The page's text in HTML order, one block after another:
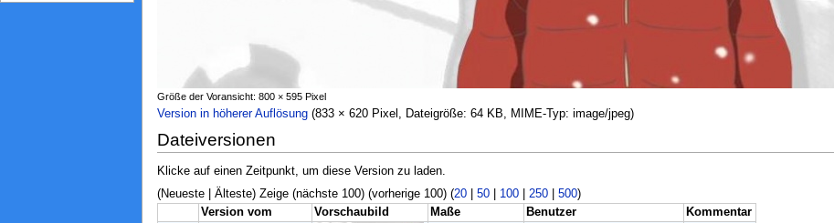
Größe der Voransicht: 800 × 595 Pixel
Version in höherer Auflösung‎ (833 × 620 Pixel, Dateigröße: 64 KB, MIME-Typ: image/jpeg)
Dateiversionen
Klicke auf einen Zeitpunkt, um diese Version zu laden.
(Neueste | Älteste) Zeige (nächste 100) (vorherige 100) (20| 50| 100| 250| 500)
Version vom
Vorschaubild Maße Benutzer
Kommentar